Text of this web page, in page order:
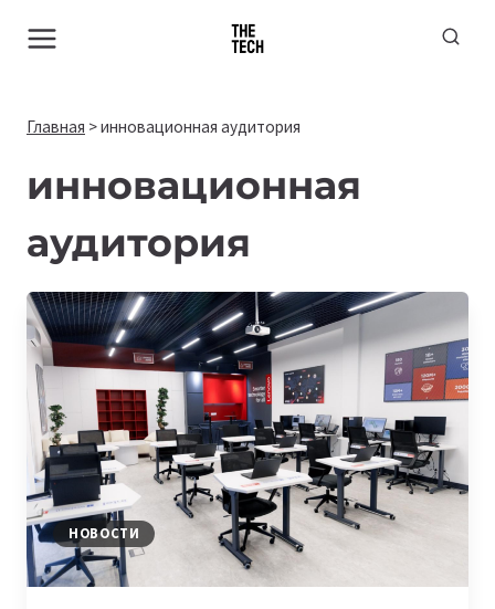
Главная >инновационная аудитория
инновационная
аудитория
НОВОСТИ